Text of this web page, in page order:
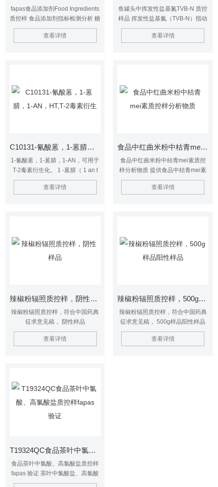
fapas食品添加剂Food Ingredients
质控样 食品添加剂指标检测分析 糖
度、pH、苯甲酸、柠檬酸和山梨酸
抗氧化剂 BHA （E320）、BHT
查看详情
鱼罐头中挥发性盐基氮TVB-N 质控
样品 挥发性盐基氮（TVB-N）指动
物性食品由于酶和细菌的作用，在
腐败过程中，使蛋白质分解而产生
大受影响。因此可用总挥发性盐基
氮的含量判断动物性食品的新鲜程
度。
查看详情
C10131-氰酸蒽，1-蒽腈，1-AN，HT,T-2毒素衍生
1-氰酸蒽，1-蒽腈，1-AN，可用于
T-2毒素衍生化。 1 -蒽腈（ 1 an t
hr oy l n i t r i l e, 1 -AN ）
（0.3g/ml） 10ml 衍生 5. 3. 1 标准
上混匀1mi n, 50℃反应15mi n,在冰
查看详情
食品中红曲米粉中桔青mei素质控样分析物质
食品中红曲米粉中桔青mei素质控
样分析物质 提供食品中桔青mei素
质控样分析物质，助力食品中橘青
mei素的检测 提供桔青mei素免疫亲
查看详情
辣椒粉辐照质控样，阴性样品
辣椒粉辐照质控样，符合中国药典
征求意见稿， 阴性样品
查看详情
辣椒粉辐照质控样，500g样品阳性样品
辣椒粉辐照质控样，符合中国药典
征求意见稿， 500g样品阳性样品
查看详情
T19324QC食品茶叶中氯酸、高氯酸盐质控样fapas 验证
食品茶叶中氯酸、高氯酸盐质控样
fapas 验证 茶叶中氯酸盐、高氯酸
盐含量的检测，提供国家能力测试